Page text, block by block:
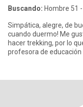
Buscando: Hombre 51
Simpática, alegre, de
cuando duermo! Me
hacer trekking, por lo
profesora de